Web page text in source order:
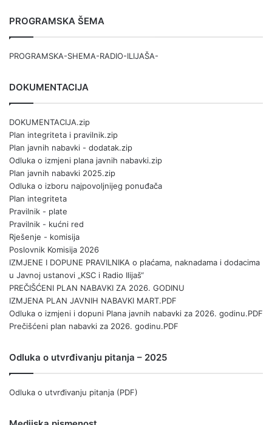
PROGRAMSKA ŠEMA
PROGRAMSKA-SHEMA-RADIO-ILIJAŠA-
DOKUMENTACIJA
DOKUMENTACIJA.zip
Plan integriteta i pravilnik.zip
Plan javnih nabavki - dodatak.zip
Odluka o izmjeni plana javnih nabavki.zip
Plan javnih nabavki 2025.zip
Odluka o izboru najpovoljnijeg ponuđača
Plan integriteta
Pravilnik - plate
Pravilnik - kućni red
Rješenje - komisija
Poslovnik Komisija 2026
IZMJENE I DOPUNE PRAVILNIKA o plaćama, naknadama i dodacima
u Javnoj ustanovi „KSC i Radio Ilijaš“
PREČIŠĆENI PLAN NABAVKI ZA 2026. GODINU
IZMJENA PLAN JAVNIH NABAVKI MART.PDF
Odluka o izmjeni i dopuni Plana javnih nabavki za 2026. godinu.PDF
Prečišćeni plan nabavki za 2026. godinu.PDF
Odluka o utvrđivanju pitanja – 2025
Odluka o utvrđivanju pitanja (PDF)